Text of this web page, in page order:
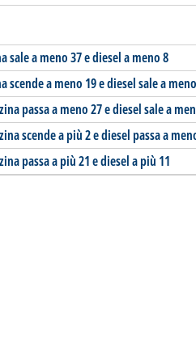
sale a meno 37 e diesel a meno 8
a meno 19 e diesel sale a
passa a meno 27 e diesel sale a
scende a più 2 e diesel passa a
passa a più 21 e diesel a più 11